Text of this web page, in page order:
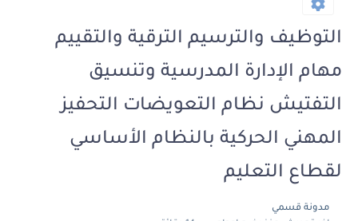
التوظيف والترسيم الترقية والتقييم
مهام الإدارة المدرسية وتنسيق
التفتيش نظام التعويضات التحفيز
المهني الحركية بالنظام الأساسي
لقطاع التعليم
مدونة قسمي